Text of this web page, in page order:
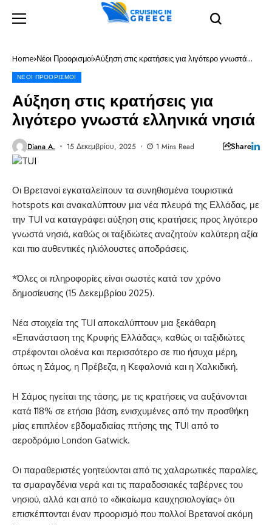
Home Νέοι Προορισμοί Αύξηση στις κρατήσεις για λιγότερο γνωστά
ΝΈΟΙ ΠΡΟΟΡΙΣΜΟΊ
Αύξηση στις κρατήσεις για
λιγότερο γνωστά ελληνικά νησιά
Diana A. 15 Δεκεμβρίου, 2025 1 Mins Read Share
Οι Βρετανοί εγκαταλείπουν τα συνηθισμένα τουριστικά
hotspots και ανακαλύπτουν μια νέα πλευρά της Ελλάδας, με
την TUI να καταγράφει αύξηση στις κρατήσεις προς λιγότερο
γνωστά νησιά, καθώς οι ταξιδιώτες αναζητούν καλύτερη αξία
και πιο αυθεντικές ηλιόλουστες αποδράσεις.
*Όλες οι πληροφορίες είναι σωστές κατά τον χρόνο
δημοσίευσης (15 Δεκεμβρίου 2025).
Νέα στοιχεία της TUI αποκαλύπτουν μια ξεκάθαρη
«Επανάσταση της Κρυφής Ελλάδας», καθώς οι ταξιδιώτες
στρέφονται ολοένα και περισσότερο σε πιο ήσυχα μέρη,
όπως η Σάμος, η Πρέβεζα, η Κεφαλονιά και η Χαλκιδική.
Η Σάμος ηγείται της τάσης, με τις κρατήσεις να αυξάνονται
κατά 118% σε ετήσια βάση, ενισχυμένες από την προσθήκη
μίας επιπλέον εβδομαδιαίας πτήσης της TUI από το
αεροδρόμιο London Gatwick.
Οι παραθεριστές γοητεύονται από τις χαλαρωτικές παραλίες,
τα σμαραγδένια νερά και τις παραδοσιακές ταβέρνες του
νησιού, αλλά και από το «δικαίωμα καυχησιολογίας» ότι
επισκέπτονται έναν προορισμό που πολλοί Βρετανοί ακόμη